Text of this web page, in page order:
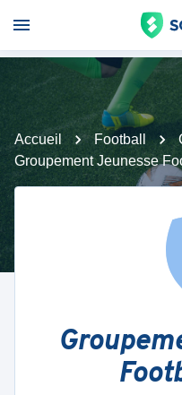
Accueil Football
Groupement Jeunesse